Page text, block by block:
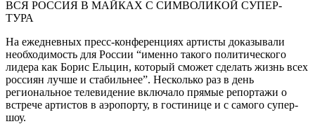
ВСЯ РОССИЯ В МАЙКАХ С СИМВОЛИКОЙ СУПЕР-
ТУРА
На ежедневных пресс-конференциях артисты доказывали
необходимость для России “именно такого политического
лидера как Борис Ельцин, который сможет сделать жизнь всех
россиян лучше и стабильнее”. Несколько раз в день
региональное телевидение включало прямые репортажи о
встрече артистов в аэропорту, в гостинице и с самого супер-
шоу.